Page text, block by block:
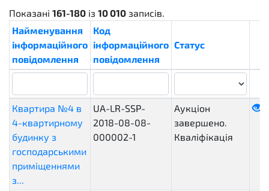
Показані 161-180 із 10 010 записів.
Найменування
інформаційного
повідомлення
Код
інформаційного
повідомлення
Статус
Квартира №4 в
4-квартирному
будинку з
господарськими
приміщеннями
з...
UA-LR-SSP-
2018-08-08-
000002-1
Аукціон
завершено.
Кваліфікація